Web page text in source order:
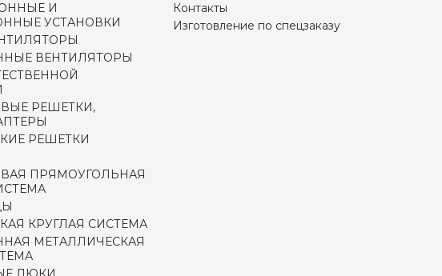
И
УСТАНОВКИ
ВЕНТИЛЯТОРЫ
РЕШЕТКИ,
РЕШЕТКИ
ПРЯМОУГОЛЬНАЯ
КРУГЛАЯ СИСТЕМА
МЕТАЛЛИЧЕСКАЯ
Контакты
Изготовление по спецзаказу